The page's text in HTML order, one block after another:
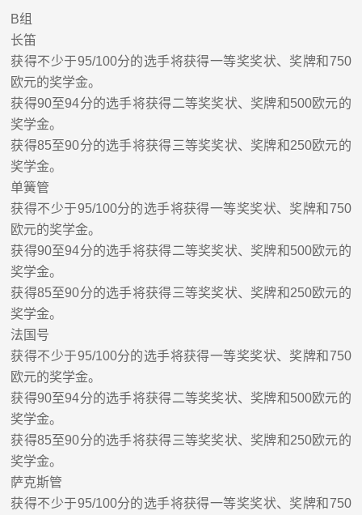
B组
长笛
获得不少于95/100分的选手将获得一等奖奖状、 奖牌和750
欧元的奖学金。
获得90至94分的选手将获得二等奖奖状、奖牌和500欧元的
奖学金。
获得85至90分的选手将获得三等奖奖状、奖牌和250欧元的
奖学金。
单簧管
获得不少于95/100分的选手将获得一等奖奖状、 奖牌和750
欧元的奖学金。
获得90至94分的选手将获得二等奖奖状、奖牌和500欧元的
奖学金。
获得85至90分的选手将获得三等奖奖状、奖牌和250欧元的
奖学金。
法 国 号
获得不少于95/100分的选手将获得一等奖奖状、 奖牌和750
欧元的奖学金。
获得90至94分的选手将获得二等奖奖状、奖牌和500欧元的
奖学金。
获得85至90分的选手将获得三等奖奖状、奖牌和250欧元的
奖学金。
萨克斯管
获得不少于95/100分的选手将获得一等奖奖状、 奖牌和750